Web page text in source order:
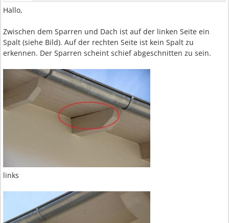
Hallo,
Zwischen dem Sparren und Dach ist auf der linken Seite ein
Spalt (siehe Bild). Auf der rechten Seite ist kein Spalt zu
erkennen. Der Sparren scheint schief abgeschnitten zu sein.
links